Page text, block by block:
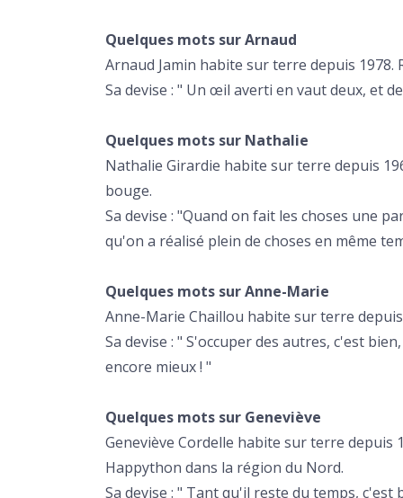
Quelques mots sur Arnaud
Arnaud Jamin habite sur terre depuis
Sa devise : " Un œil averti en vaut deux, et
Quelques mots sur Nathalie
Nathalie Girardie habite sur terre depuis
bouge.
Sa devise : "Quand on fait les choses une
qu'on a réalisé plein de choses en même
Quelques mots sur Anne-Marie
Anne-Marie Chaillou habite sur terre
Sa devise : " S'occuper des autres, c'est
encore mieux ! "
Quelques mots sur Geneviève
Geneviève Cordelle habite sur terre depuis
Happython dans la région du Nord.
Sa devise : " Tant qu'il reste du temps,